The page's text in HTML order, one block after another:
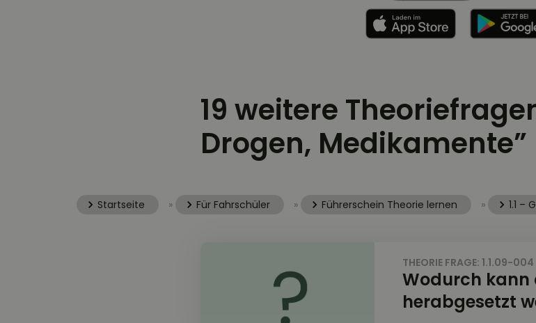
19 weitere
Drogen, Medikamente”
Startseite » Für Fahrschüler » Führerschein Theorie lernen » 1.1 –
THEORIE FRAGE: 1.1.09-004
Wodurch
herabgesetzt